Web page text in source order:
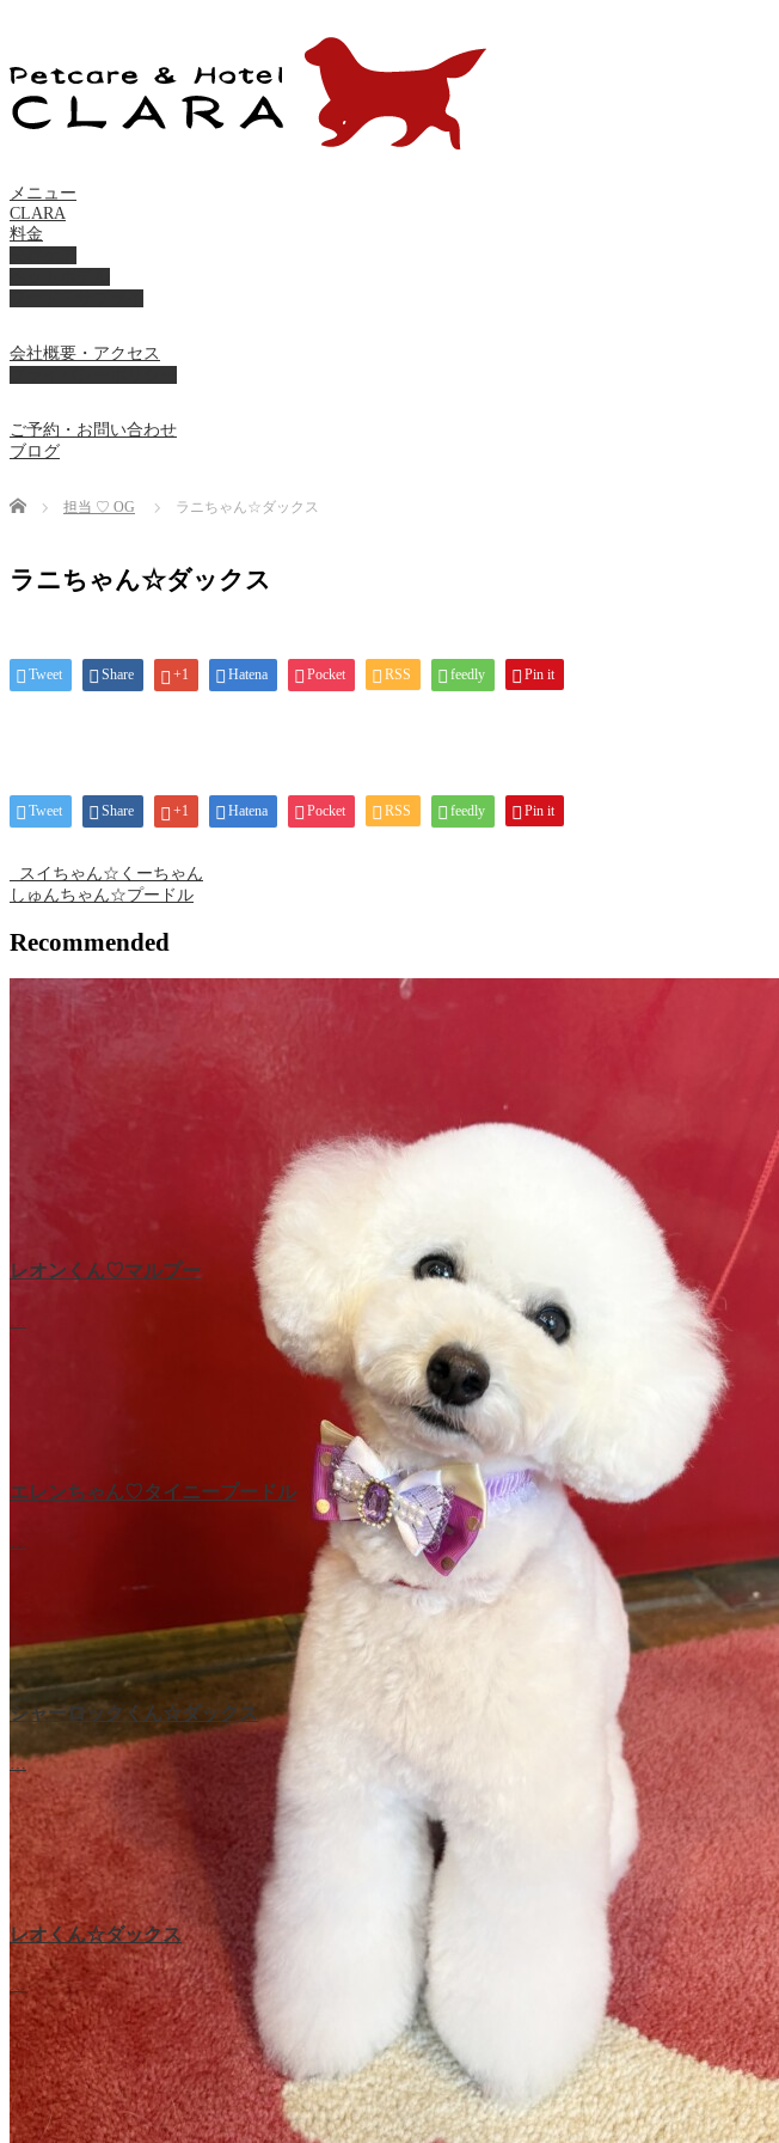
メニュー
CLARA
料金
会社概要・アクセス
ご予約・お問い合わせ
ブログ
Home 担当 ♡ OG ラニちゃん☆ダックス
ラニちゃん☆ダックス
Tweet Share +1 Hatena Pocket RSS feedly Pin it
Tweet Share +1 Hatena Pocket RSS feedly Pin it
スイちゃん☆くーちゃん
しゅんちゃん☆プードル
Recommended
レオンくん♡マルプー
エレンちゃん♡タイニープードル
シャーロックくん☆ダックス
…
レオくん☆ダックス
…